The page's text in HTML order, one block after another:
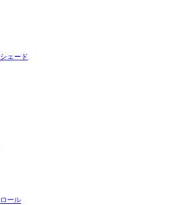
シェード
ロール